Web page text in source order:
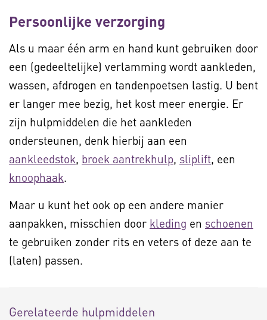
Persoonlijke verzorging
Als u maar één arm en hand kunt gebruiken door
een (gedeeltelijke) verlamming wordt aankleden,
wassen, afdrogen en tandenpoetsen lastig. U bent
er langer mee bezig, het kost meer energie. Er
zijn hulpmiddelen die het aankleden
ondersteunen, denk hierbij aan een
aankleedstok, broek aantrekhulp, sliplift, een
knoophaak.
Maar u kunt het ook op een andere manier
aanpakken, misschien door kleding en schoenen
te gebruiken zonder rits en veters of deze aan te
(laten) passen.
Gerelateerde hulpmiddelen